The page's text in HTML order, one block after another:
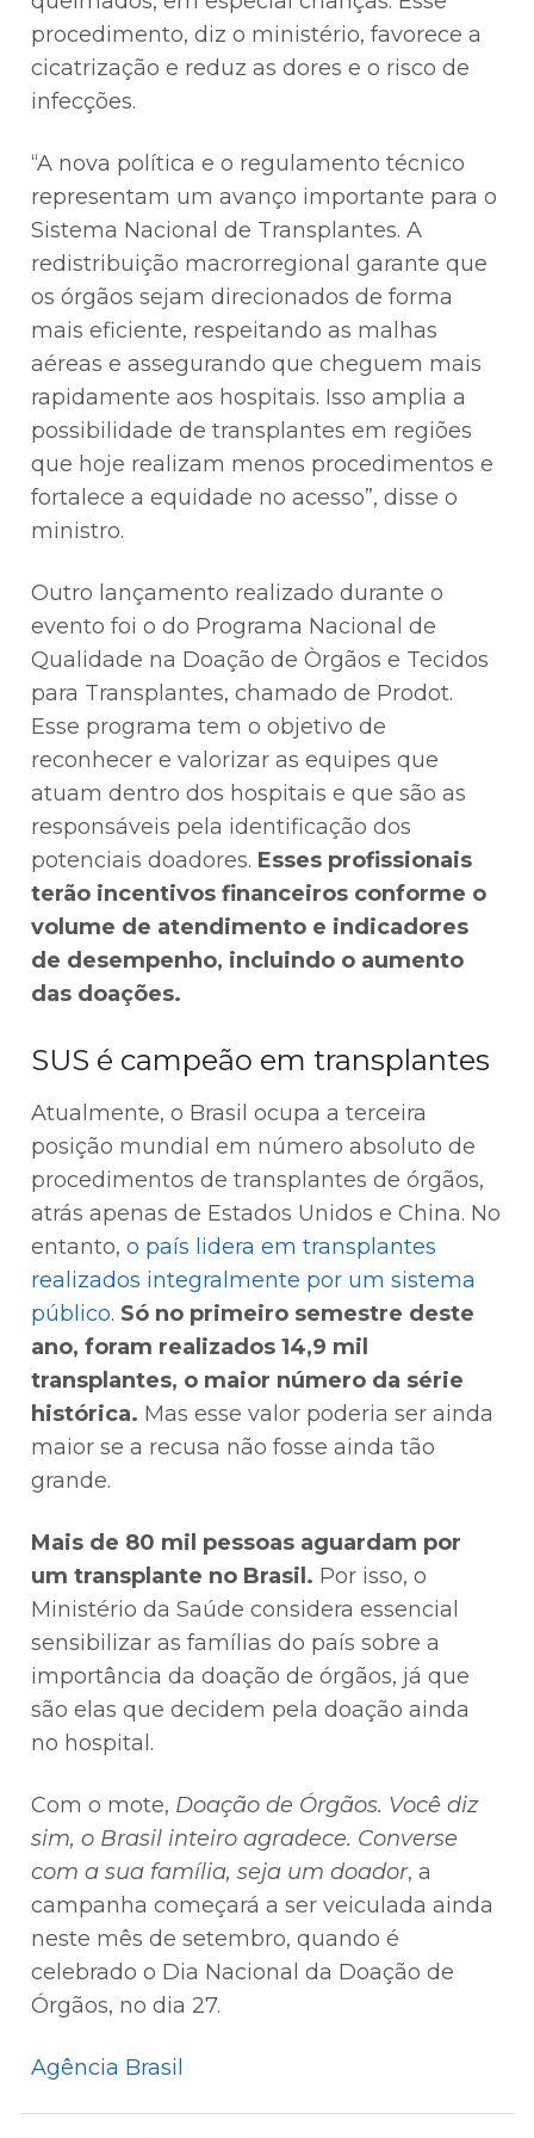
procedimento, diz o ministério, favorece a
cicatrização e reduz as dores e o risco de
infecções.
“A nova política e o regulamento técnico
representam um avanço importante para o
Sistema Nacional de Transplantes. A
redistribuição macrorregional garante que
os órgãos sejam direcionados de forma
mais eficiente, respeitando as malhas
aéreas e assegurando que cheguem mais
rapidamente aos hospitais. Isso amplia a
possibilidade de transplantes em regiões
que hoje realizam menos procedimentos e
fortalece a equidade no acesso”, disse o
ministro.
Outro lançamento realizado durante o
evento foi o do Programa Nacional de
Qualidade na Doação de Òrgãos e Tecidos
para Transplantes, chamado de Prodot.
Esse programa tem o objetivo de
reconhecer e valorizar as equipes que
atuam dentro dos hospitais e que são as
responsáveis pela identificação dos
potenciais doadores. Esses profissionais
terão incentivos financeiros conforme o
volume de atendimento e indicadores
de desempenho, incluindo o aumento
das doações.
SUS é campeão em transplantes
Atualmente, o Brasil ocupa a terceira
posição mundial em número absoluto de
procedimentos de transplantes de órgãos,
atrás apenas de Estados Unidos e China. No
entanto,o país lidera em transplantes
realizados integralmente por um sistema
público. Só no primeiro semestre deste
ano, foram realizados 14,9 mil
transplantes, o maior número da série
histórica. Mas esse valor poderia ser ainda
maior se a recusa não fosse ainda tão
grande.
Mais de 80 mil pessoas aguardam por
um transplante no Brasil. Por isso, o
Ministério da Saúde considera essencial
sensibilizar as famílias do país sobre a
importância da doação de órgãos, já que
são elas que decidem pela doação ainda
no hospital.
Com o mote, Doação de Órgãos. Você diz
sim, o Brasil inteiro agradece. Converse
com a sua família, seja um doador, a
campanha começará a ser veiculada ainda
neste mês de setembro, quando é
celebrado o Dia Nacional da Doação de
Órgãos, no dia 27.
Agência Brasil